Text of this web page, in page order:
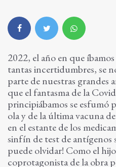
2022, el año en que
tantas incertidumbres, se
parte de nuestras grandes
que el fantasma de la
principiábamos se esfumó
ola y de la última vacuna
en el estante de los
sinfín de test de antígenos
puede olvidar! Como el
coprotagonista de la obra